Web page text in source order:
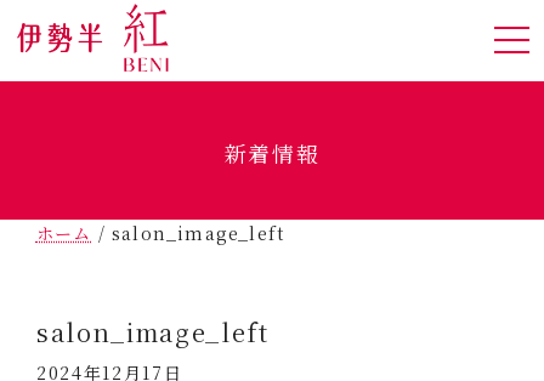
新着情報
ホーム /salon_image_left
salon_image_left
2024年12月17日